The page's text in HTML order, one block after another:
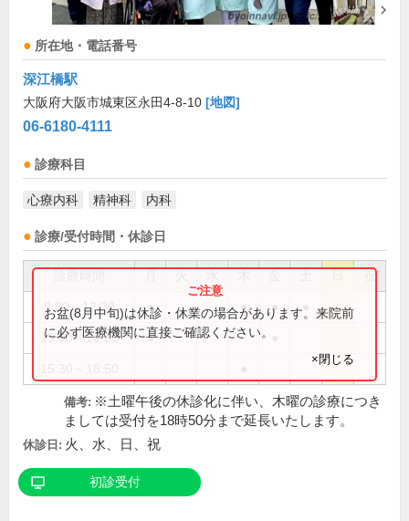
所在地・電話番号
深江橋駅
大阪府大阪市城東区永田4-8-10 [地図]
06-6180-4111
診療科目
心療内科 精神科 内科
診療/受付時間・休診日
祝
9:30～12:30 ● ● ●
15:30～18:30 ●
お盆(8月中旬)は休診・休業の場合があります。来院前
に必ず医療機関に直接ご確認ください。
×閉じる
備考: ※土曜午後の休診化に伴い、木曜の診療につき
ましては受付を18時50分まで延長いたします。
休診日: 火、水、日、祝
初診受付